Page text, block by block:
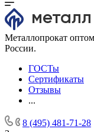
Металлопрокат
России.
ГОСТы
Сертификаты
Отзывы
...
8 (495) 481-71-28